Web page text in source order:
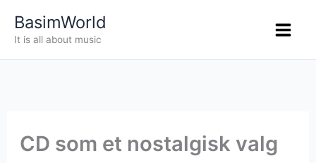
BasimWorld
It is all about music
CD som et nostalgisk valg